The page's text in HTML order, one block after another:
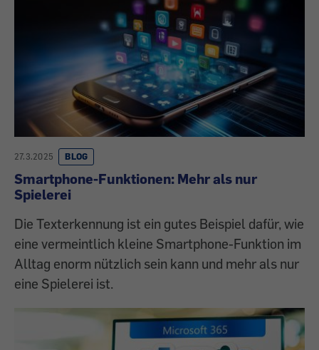
27.3.2025 BLOG
Smartphone-Funktionen: Mehr als nur
Spielerei
Die Texterkennung ist ein gutes Beispiel dafür, wie
eine vermeintlich kleine Smartphone-Funktion im
Alltag enorm nützlich sein kann und mehr als nur
eine Spielerei ist.